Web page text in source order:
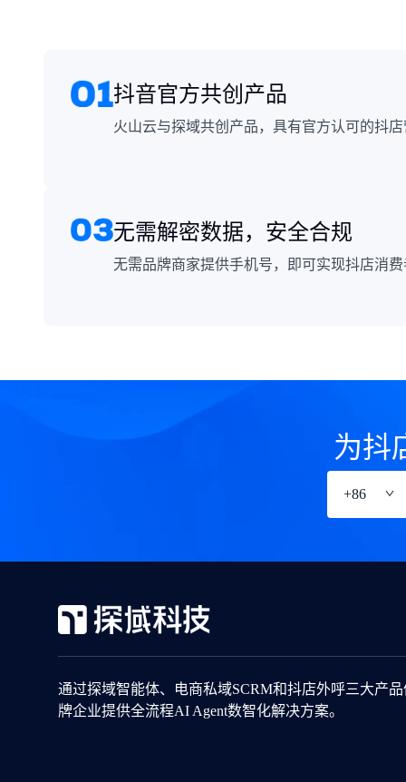
抖音官方共创产品
火山云与探域共创产品，具有官方认可的抖
无需解密数据，安全合规
无需品牌商家提供手机号，即可实现抖店消
为抖
+86
通过探域智能体、电商私域SCRM和抖店外呼三大产
牌企业提供全流程AI Agent数智化解决方案。